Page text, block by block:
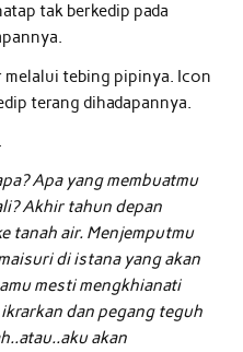
tak berkedip pada
melalui tebing pipinya. Icon
terang dihadapannya.
Apa yang membuatmu
Akhir tahun depan
tanah air. Menjemputmu
di istana yang akan
mesti mengkhianati
dan pegang teguh
akan